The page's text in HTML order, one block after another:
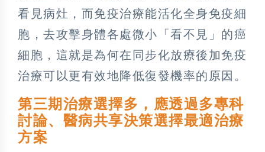
看見病灶，而免疫治療能活化全身免疫細
胞，去攻擊身體各處微小「看不見」的癌
細胞，這就是為何在同步化放療後加免疫
治療可以更有效地降低復發機率的原因。
第三期治療選擇多，應透過多專科
討論、醫病共享決策選擇最適治療
方案